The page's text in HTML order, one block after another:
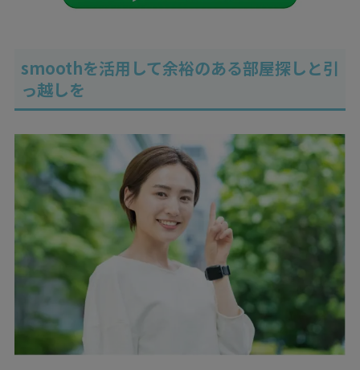
smoothを活用して余裕のある部屋探しと引
っ越しを